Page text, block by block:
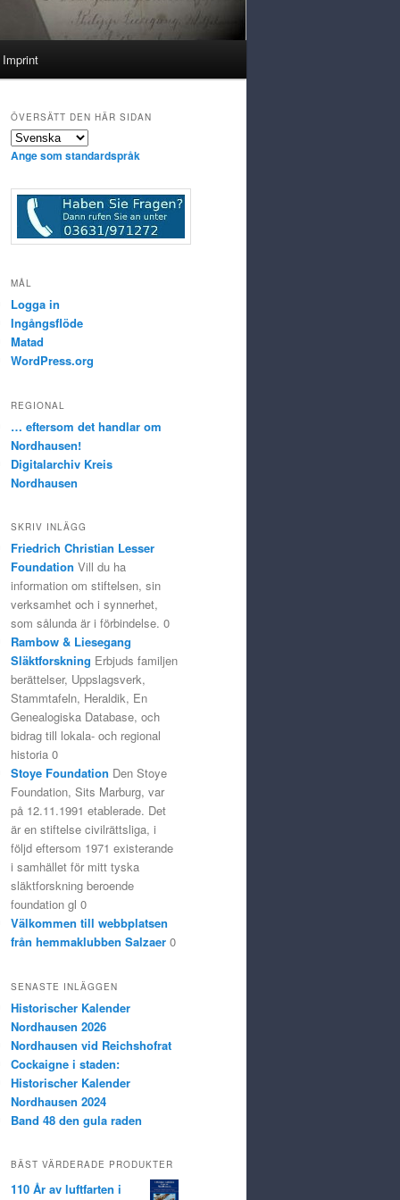
Imprint
ÖVERSÄTT DEN HÄR SIDAN
Ange som standardspråk
MÅL
Logga in
Ingångsflöde
Matad
WordPress.org
REGIONAL
… eftersom det handlar om
Nordhausen!
Digitalarchiv Kreis
Nordhausen
SKRIV INLÄGG
Friedrich Christian Lesser
Foundation Vill du ha
information om stiftelsen, sin
verksamhet och i synnerhet,
som sålunda är i förbindelse. 0
Rambow & Liesegang
Släktforskning Erbjuds familjen
berättelser, Uppslagsverk,
Stammtafeln, Heraldik, En
Genealogiska Database, och
bidrag till lokala- och regional
historia 0
Stoye Foundation Den Stoye
Foundation, Sits Marburg, var
på 12.11.1991 etablerade. Det
är en stiftelse civilrättsliga, i
följd eftersom 1971 existerande
i samhället för mitt tyska
släktforskning beroende
foundation gl 0
Välkommen till webbplatsen
från hemmaklubben Salzaer 0
SENASTE INLÄGGEN
Historischer Kalender
Nordhausen 2026
Nordhausen vid Reichshofrat
Cockaigne i staden:
Historischer Kalender
Nordhausen 2024
Band 48 den gula raden
BÄST VÄRDERADE PRODUKTER
110 År av luftfarten i